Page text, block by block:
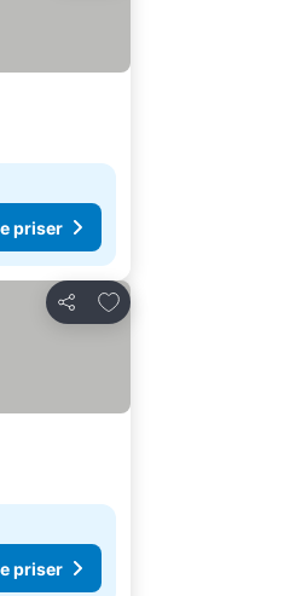
priser
Dela
Lägg till i Mina Favoriter
priser